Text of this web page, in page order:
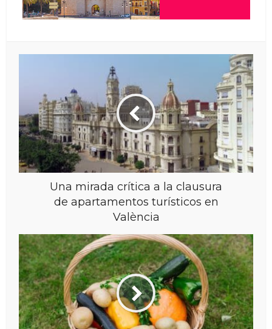
Una mirada crítica a la clausura
de apartamentos turísticos en
València